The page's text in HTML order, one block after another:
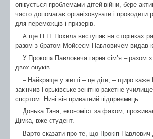
опікується проблемами дітей війни, бере
часто допомагає організовувати і проводити
для переможців і призерів.
А ще П.П. Похила виступає на сторінках
разом з братом Мойсеєм Павловичем видав
У Прокопа Павловича гарна сім’я –
двох онуків.
– Найкраще у житті – це діти, – щиро
закінчив Горьківське зенітно-ракетне
спортом. Нині він приватний підприємець.
Донька Таня, економіст за фахом,
Дімка, вже студент.
Варто сказати про те, що Прокіп Павлович